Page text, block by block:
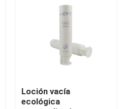
Loción vacía
ecológica